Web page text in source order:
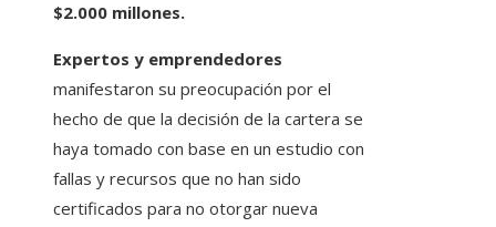
$2.000 millones.
Expertos y emprendedores
manifestaron su preocupación por el
hecho de que la decisión de la cartera se
haya tomado con base en un estudio con
fallas y recursos que no han sido
certificados para no otorgar nueva